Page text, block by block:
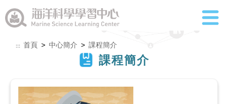
::: 首頁 > 中心簡介 > 課程簡介
課程簡介